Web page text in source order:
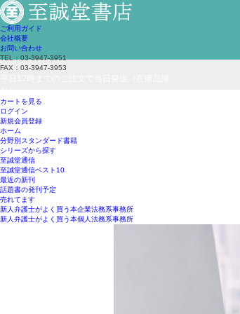
ご利用ガイド
会社概要
お問い合わせ
TEL：03-3947-3951
FAX：03-3947-3953
カートを見る
ログイン
新規会員登録
ホーム
分野別スタンダード書籍
シリーズから探す
至誠堂通信
至誠堂通信ベスト10
最近の新刊
話題書の発刊予定
売れてます
新人弁護士がよく買う本企業法務系事務所
新人弁護士がよく買う本個人法務系事務所